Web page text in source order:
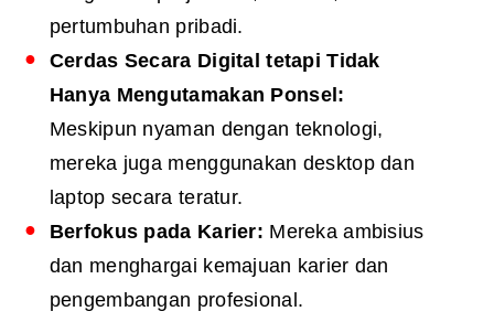
pertumbuhan pribadi.
Cerdas Secara Digital tetapi Tidak
Hanya Mengutamakan Ponsel:
Meskipun nyaman dengan teknologi,
mereka juga menggunakan desktop dan
laptop secara teratur.
Berfokus pada Karier: Mereka ambisius
dan menghargai kemajuan karier dan
pengembangan profesional.